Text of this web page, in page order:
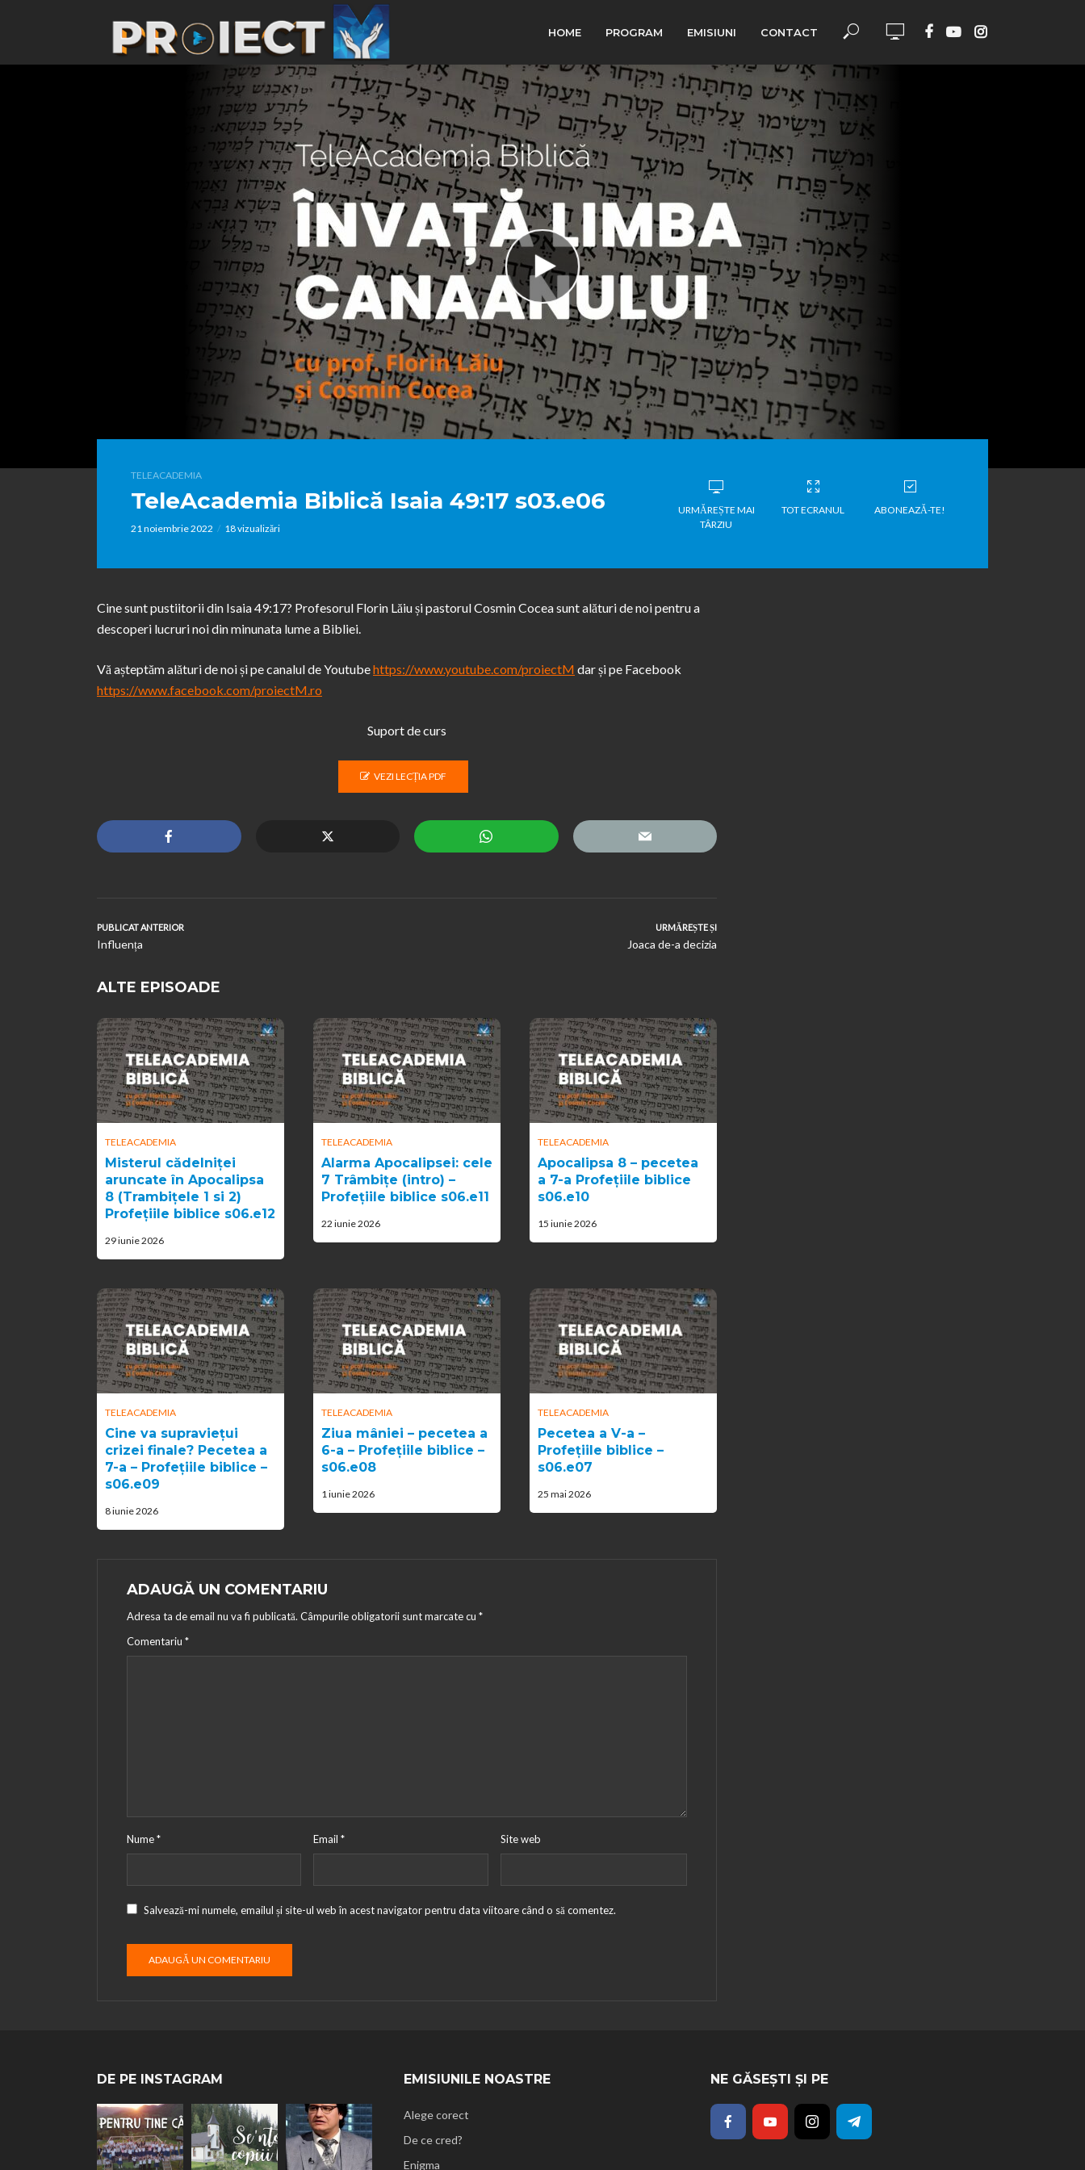
HOME PROGRAM EMISIUNI CONTACT
TELEACADEMIA
TeleAcademia Biblică Isaia 49:17 s03.e06
21 noiembrie 2022 18 vizualizări
URMĂREȘTE MAI
TÂRZIU
TOT ECRANUL ABONEAZĂ-TE!
Cine sunt pustiitorii din Isaia 49:17? Profesorul Florin Lăiu și pastorul Cosmin Cocea sunt alături de noi pentru a
descoperi lucruri noi din minunata lume a Bibliei.
Vă așteptăm alături de noi și pe canalul de Youtubehttps://www.youtube.com/proiectM dar și pe Facebook
https://www.facebook.com/proiectM.ro
Suport de curs
VEZI LECȚIA PDF
PUBLICAT ANTERIOR
Influența
URMĂREȘTE ȘI
Joaca de-a decizia
ALTE EPISOADE
TELEACADEMIA
Misterul cădelniței
aruncate în Apocalipsa
8 (Trambițele 1 si 2)
Profețiile biblice s06.e12
29 iunie 2026
TELEACADEMIA
Alarma Apocalipsei: cele
7 Trâmbițe (intro) –
Profețiile biblice s06.e11
22 iunie 2026
TELEACADEMIA
Apocalipsa 8 – pecetea
a 7-a Profețiile biblice
s06.e10
15 iunie 2026
TELEACADEMIA
Cine va supraviețui
crizei finale? Pecetea a
7-a – Profețiile biblice –
s06.e09
8 iunie 2026
TELEACADEMIA
Ziua mâniei – pecetea a
6-a – Profețiile biblice –
s06.e08
1 iunie 2026
TELEACADEMIA
Pecetea a V-a –
Profețiile biblice –
s06.e07
25 mai 2026
ADAUGĂ UN COMENTARIU
Adresa ta de email nu va fi publicată. Câmpurile obligatorii sunt marcate cu *
Comentariu *
Nume* Email* Site web
Salvează-mi numele, emailul și site-ul web în acest navigator pentru data viitoare când o să comentez.
DE PE INSTAGRAM EMISIUNILE NOASTRE
Alege corect
De ce cred?
Enigma
NE GĂSEȘTI ȘI PE